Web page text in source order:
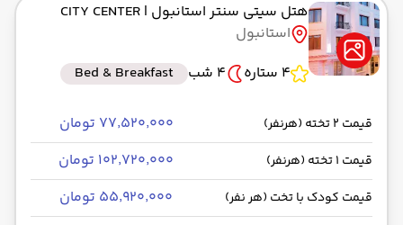
هتل سیتی سنتر استانبول | CITY CENTER
استانبول
4 ستاره
4 شب Bed & Breakfast
قیمت 2 تخته (هرنفر) ۷۷٬۵۲۰٬۰۰۰ تومان
قیمت 1 تخته (هرنفر) ۱۰۲٬۷۲۰٬۰۰۰ تومان
قیمت کودک با تخت (هر نفر) ۵۵٬۹۲۰٬۰۰۰ تومان